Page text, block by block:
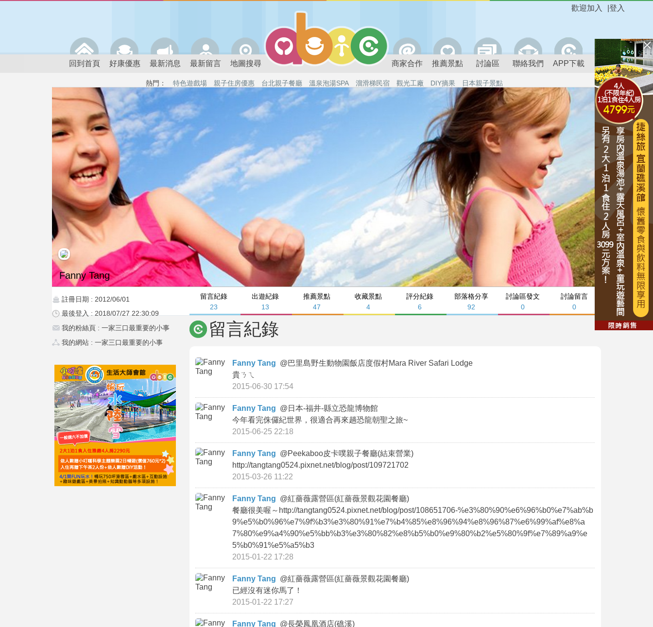
登入
歡迎加入
回到首頁 好康優惠 最新消息 最新留言 地圖搜尋 商家合作 推薦景點 討論區 聯絡我們 APP下載
熱門： 特色遊戲場 親子住房優惠 台北親子餐廳 溫泉泡湯SPA 溜滑梯民宿 觀光工廠 DIY摘果 日本親子景點
留言紀錄
23
出遊紀錄
13
推薦景點
47
收藏景點
4
評分紀錄
6
部落格分享
92
討論區發文
0
討論留言
0
Fanny Tang
註冊日期 : 2012/06/01
最後登入 : 2018/07/27 22:30:09
我的粉絲頁 : 一家三口最重要的小事
我的網站 : 一家三口最重要的小事
留言紀錄
Fanny Tang @巴里島野生動物園飯店度假村Mara River Safari Lodge
貴ㄋㄟ
2015-06-30 17:54
Fanny Tang @ 日本-福井-縣立恐龍博物館
今年看完侏儸紀世界，很適合再來趟恐龍朝聖之旅~
2015-06-25 22:18
Fanny Tang @Peekaboo皮卡噗親子餐廳(結束營業)
http://tangtang0524.pixnet.net/blog/post/109721702
2015-03-26 11:22
Fanny Tang @紅薔薇露營區(紅薔薇景觀花園餐廳)
餐廳很美喔～http://tangtang0524.pixnet.net/blog/post/108651706-%e3%80%90%e6%96%b0%e7%ab%b
9%e5%b0%96%e7%9f%b3%e3%80%91%e7%b4%85%e8%96%94%e8%96%87%e6%99%af%e8%a
7%80%e9%a4%90%e5%bb%b3%e3%80%82%e8%b5%b0%e9%80%b2%e5%80%9f%e7%89%a9%e
5%b0%91%e5%a5%b3
2015-01-22 17:28
Fanny Tang @紅薔薇露營區(紅薔薇景觀花園餐廳)
已經沒有迷你馬了！
2015-01-22 17:27
Fanny Tang @長榮鳳凰酒店(礁溪)